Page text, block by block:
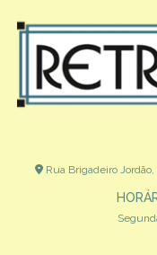
Rua Brigadeiro